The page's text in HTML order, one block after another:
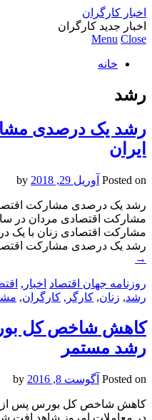
اخبار کارگران
اخبار جدید کارگران
Menu Close
خانه
رشد
رشد یک درصدی
ایران
Posted on آوریل 29, 2018
رشد یک درصدی مشارکت
رشد یک درصدی مشارکت
→
روزنامه جهان اقتصاد اخبار ,
رشد, زنان, کارگر , کارگران,
کاهش شاخص کل
رشد مستمر
Posted on آگوست 8, 2016
کاهش شاخص کل بورس پس از
در معاملات امروز شاهد